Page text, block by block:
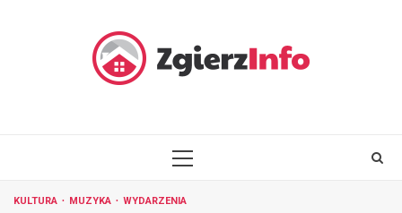
PRIMARY
KULTURA MUZYKA WYDARZENIA